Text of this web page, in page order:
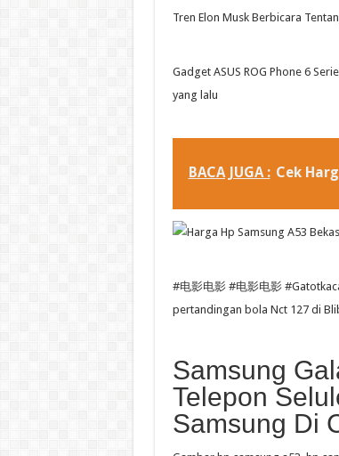
Tren Elon Musk Berbicara
Gadget ASUS ROG Phone 6
yang lalu
BACA JUGA : Cek
#电影电影 #电影电影
pertandingan bola Nct 127 di
Samsung
Telepon
Samsung Di